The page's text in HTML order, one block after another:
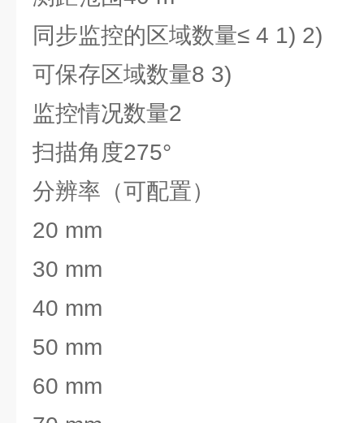
同步监控的区域数量≤ 4 1) 2)
可保存区域数量8 3)
监控情况数量2
扫描角度275°
分辨率（可配置）
20 mm
30 mm
40 mm
50 mm
60 mm